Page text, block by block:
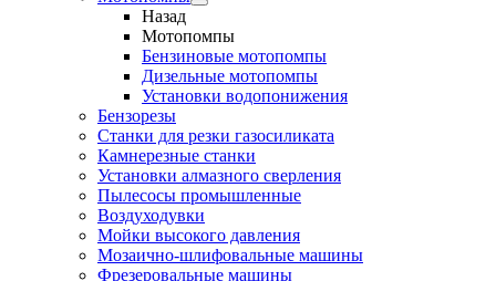
Назад
Мотопомпы
Бензиновые мотопомпы
Дизельные мотопомпы
Установки водопонижения
Бензорезы
Станки для резки газосиликата
Камнерезные станки
Установки алмазного сверления
Пылесосы промышленные
Воздуходувки
Мойки высокого давления
Мозаично-шлифовальные машины
Фрезеровальные машины